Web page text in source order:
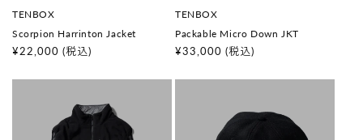
販
元
:
TENBOX
Scorpion Harrinton Jacket
通
価
¥22,000 (税込)
販
元
:
TENBOX
Packable Micro Down JKT
通
価
¥33,000 (税込)